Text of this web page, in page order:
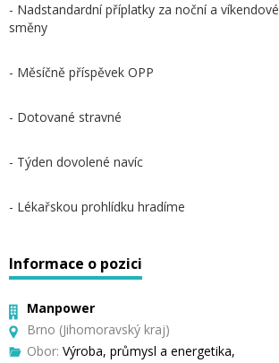
- Nadstandardní příplatky za noční a víkendové
směny
- Měsíčně příspěvek OPP
- Dotované stravné
- Týden dovolené navíc
- Lékařskou prohlídku hradíme
Informace o pozici
Manpower
Brno (Jihomoravský kraj)
Obor: Výroba, průmysl a energetika,